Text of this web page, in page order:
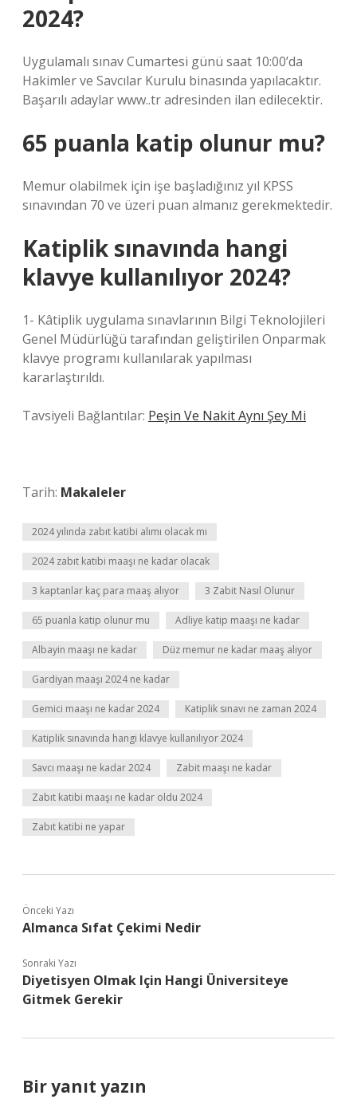
2024?
Uygulamalı sınav Cumartesi günü saat 10:00’da
Hakimler ve Savcılar Kurulu binasında yapılacaktır.
Başarılı adaylar www..tr adresinden ilan edilecektir.
65 puanla katip olunur mu?
Memur olabilmek için işe başladığınız yıl KPSS
sınavından 70 ve üzeri puan almanız gerekmektedir.
Katiplik sınavında hangi
klavye kullanılıyor 2024?
1- Kâtiplik uygulama sınavlarının Bilgi Teknolojileri
Genel Müdürlüğü tarafından geliştirilen Onparmak
klavye programı kullanılarak yapılması
kararlaştırıldı.
Tavsiyeli Bağlantılar: Peşin Ve Nakit Aynı Şey Mi
Tarih: Makaleler
2024 yılında zabıt katibi alımı olacak mı
2024 zabıt katibi maaşı ne kadar olacak
3 kaptanlar kaç para maaş alıyor 3 Zabit Nasıl Olunur
65 puanla katip olunur mu Adliye katip maaşı ne kadar
Albayin maaşı ne kadar Düz memur ne kadar maaş alıyor
Gardiyan maaşı 2024 ne kadar
Gemici maaşı ne kadar 2024 Katiplik sınavı ne zaman 2024
Katiplik sınavında hangi klavye kullanılıyor 2024
Savcı maaşı ne kadar 2024 Zabit maaşı ne kadar
Zabıt katibi maaşı ne kadar oldu 2024
Zabıt katibi ne yapar
Önceki Yazı
Almanca Sıfat Çekimi Nedir
Sonraki Yazı
Diyetisyen Olmak Için Hangi Üniversiteye
Gitmek Gerekir
Bir yanıt yazın